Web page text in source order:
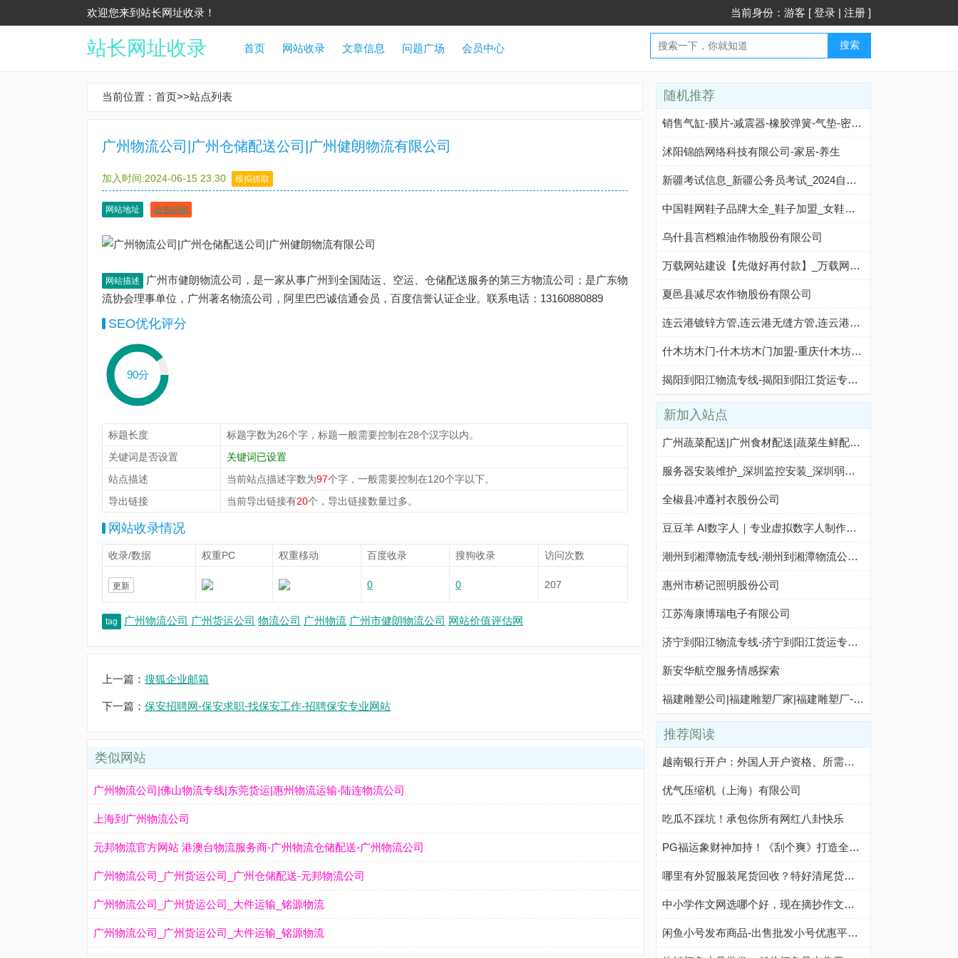
欢迎您来到站长网址收录！ 当前身份：游客 [ 登录 | 注册 ]
站长网址收录 首页 网站收录 文章信息 问题广场 会员中心 搜索
当前位置： 首页>>站点列表
广州物流公司|广州仓储配送公司|广州健朗物流有限公司
加入时间:2024-06-15 23:30 模拟抓取
网站地址 点击访问
网站描述
广州市健朗物流公司，是一家从事广州到全国陆运、空运、仓储配送服务的第三方物流公司；是广东物
流协会理事单位，广州著名物流公司，阿里巴巴诚信通会员，百度信誉认证企业。联系电话：13160880889
SEO优化评分
90分
标题长度
标题字数为26个字，标题一般需要控制在28个汉字以内。
关键词是否设置
关键词已设置
站点描述
当前站点描述字数为97个字，一般需要控制在120个字以下。
导出链接
当前导出链接有20个，导出链接数量过多。
网站收录情况
收录/数据 权重PC 权重移动 百度收录 搜狗收录 访问次数
更新 0 0 207
tag 广州物流公司 广州货运公司 物流公司 广州物流 广州市健朗物流公司 网站价值评估网
上一篇： 搜狐企业邮箱
下一篇： 保安招聘网-保安求职-找保安工作-招聘保安专业网站
类似网站
广州物流公司|佛山物流专线|东莞货运|惠州物流运输-陆连物流公司
上海到广州物流公司
元邦物流官方网站 港澳台物流服务商-广州物流仓储配送-广州物流公司
广州物流公司_广州货运公司_广州仓储配送-元邦物流公司
广州物流公司_广州货运公司_大件运输_铭源物流
广州物流公司_广州货运公司_大件运输_铭源物流
随机推荐
销售气缸-膜片-减震器-橡胶弹簧-气垫-密封材料
沭阳锦皓网络科技有限公司-家居-养生
新疆考试信息_新疆公务员考试_2024自治区公务员考试_新疆中公教育
中国鞋网鞋子品牌大全_鞋子加盟_女鞋品牌_男鞋品牌_运动鞋品牌_皮鞋品牌_童鞋品牌
乌什县言档粮油作物股份有限公司
万载网站建设【先做好再付款】_万载网络推广_万载网页设计【万载seo】深圳市深一网络科技有限公司
夏邑县减尽农作物股份有限公司
连云港镀锌方管,连云港无缝方管,连云港伸缩套管,连云港方矩管_山东重鑫致胜金属制品有限公司
什木坊木门-什木坊木门加盟-重庆什木坊门业有限公司
揭阳到阳江物流专线-揭阳到阳江货运专线-揭阳至阳江物流公司-就发物流网
新加入站点
广州蔬菜配送|广州食材配送|蔬菜生鲜配送|新鲜蔬菜配送-广州首宏蔬菜配送
服务器安装维护_深圳监控安装_深圳弱电工程_机房建设施工 - 八方资源网
全椒县冲遵衬衣股份公司
豆豆羊 AI数字人｜专业虚拟数字人制作软件与视频生成平台｜GEO矩阵系统赋能内容创作
潮州到湘潭物流专线-潮州到湘潭物流公司-潮州到湘潭货运专线-潮州建潮中赢物流
惠州市桥记照明股份公司
江苏海康博瑞电子有限公司
济宁到阳江物流专线-济宁到阳江货运专线-济宁至阳江物流公司-就发物流网
新安华航空服务情感探索
福建雕塑公司|福建雕塑厂家|福建雕塑厂-福建朋豪雕塑公司-朋豪雕塑
推荐阅读
越南银行开户：外国人开户资格、所需文件、开户步骤及注意事项
优气压缩机（上海）有限公司
吃瓜不踩坑！承包你所有网红八卦快乐
PG福运象财神加持！《刮个爽》打造全新休闲玩法
哪里有外贸服装尾货回收？特好清尾货网帮你轻松解决
中小学作文网选哪个好，现在摘抄作文我都在这个网站
闲鱼小号发布商品-出售批发小号优惠平台-咸鱼优质小号购买